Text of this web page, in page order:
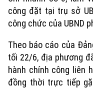
công đặt tại trụ sở
công chức của UBND
Theo báo cáo của
tối 22/6, địa phương
hành chính công liên
đồng thời trực tiếp